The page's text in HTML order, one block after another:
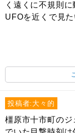
く遠くに不規則
UFOを近くで見
投稿者:大々的
橿原市十市町の